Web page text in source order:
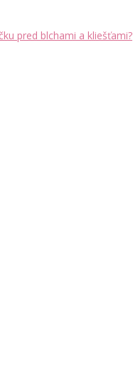
pred blchami a kliešťami?